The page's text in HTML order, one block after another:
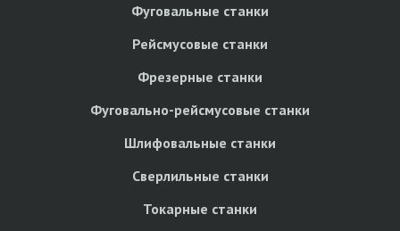
Фуговальные станки
Рейсмусовые станки
Фрезерные станки
Фуговально-рейсмусовые станки
Шлифовальные станки
Сверлильные станки
Токарные станки